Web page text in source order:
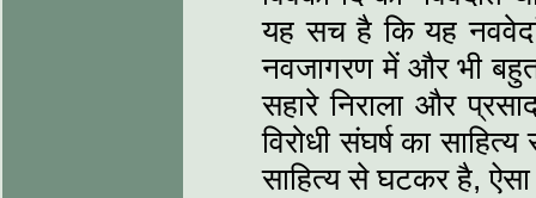
यह सच है कि यह
नवजागरण में और भी
सहारे निराला और
विरोधी संघर्ष का साहित्‍य
साहित्‍य से घटकर है,